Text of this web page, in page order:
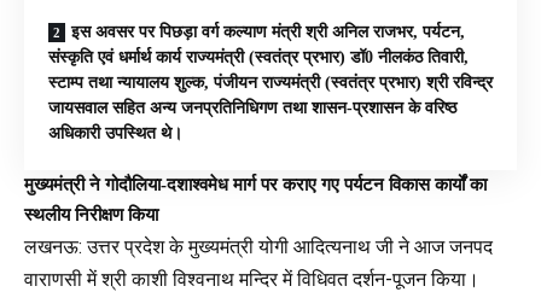
इस अवसर पर पिछड़ा वर्ग कल्याण मंत्री श्री अनिल राजभर, पर्यटन,
संस्कृति एवं धर्मार्थ कार्य राज्यमंत्री (स्वतंत्र प्रभार) डॉ0 नीलकंठ तिवारी,
स्टाम्प तथा न्यायालय शुल्क, पंजीयन राज्यमंत्री (स्वतंत्र प्रभार) श्री रविन्द्र
जायसवाल सहित अन्य जनप्रतिनिधिगण तथा शासन-प्रशासन के वरिष्ठ
अधिकारी उपस्थित थे।
मुख्यमंत्री ने गोदौलिया-दशाश्वमेध मार्ग पर कराए गए पर्यटन विकास कार्यों का
स्थलीय निरीक्षण किया
लखनऊ: उत्तर प्रदेश के मुख्यमंत्री योगी आदित्यनाथ जी ने आज जनपद
वाराणसी में श्री काशी विश्वनाथ मन्दिर में विधिवत दर्शन-पूजन किया।